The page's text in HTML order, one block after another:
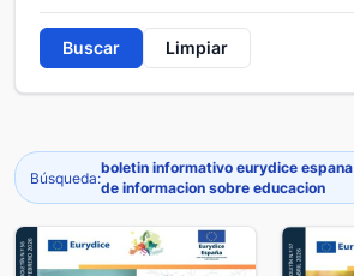
Buscar Limpiar
Búsqueda:
boletin informativo eurydice
de informacion sobre educacion